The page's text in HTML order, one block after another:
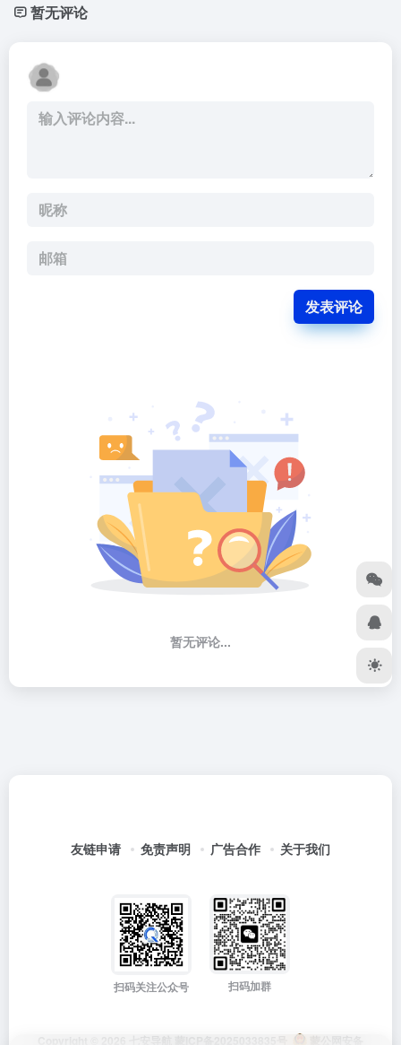
暂无评论
发表评论
暂无评论...
友链申请 免责声明 广告合作 关于我们
扫码关注公众号 扫码加群